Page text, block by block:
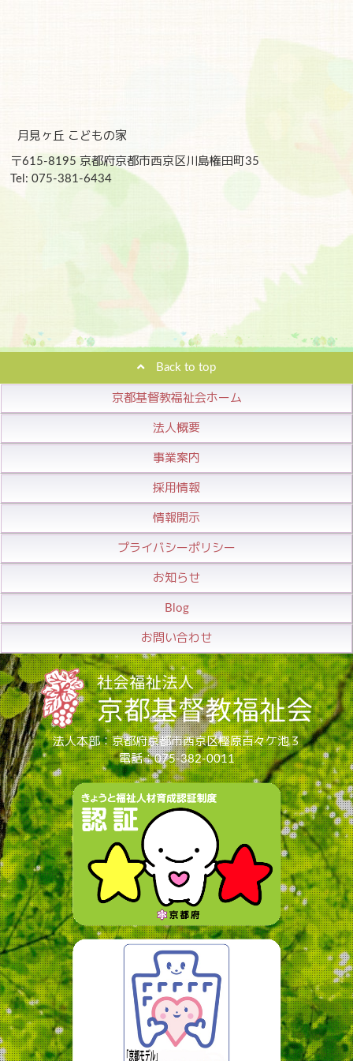
月見ヶ丘 こどもの家
〒615-8195 京都府京都市西京区川島権田町35
Tel: 075-381-6434
Back to top
京都基督教福祉会ホーム
法人概要
事業案内
採用情報
情報開示
プライバシーポリシー
お知らせ
Blog
お問い合わせ
法人本部：京都府京都市西京区樫原百々ケ池３
電話：075-382-0011